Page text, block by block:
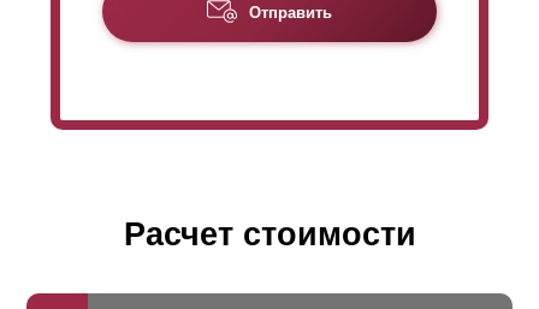
Отправить
Расчет стоимости